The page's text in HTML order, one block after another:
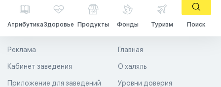
АтрибутикаЗдоровье Продукты Фонды Туризм Поиск
Главная
О халяль
Уровни доверия
Реклама
Кабинет заведения
Приложение для заведений